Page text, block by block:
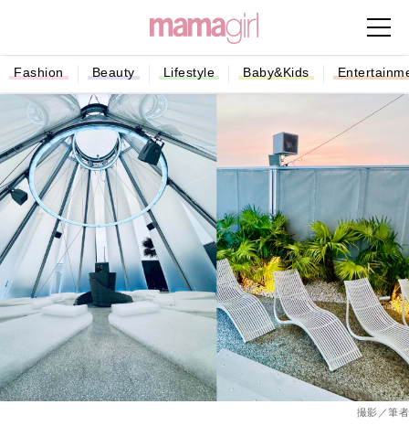
Fashion Beauty Lifestyle Baby&Kids
撮影／筆者